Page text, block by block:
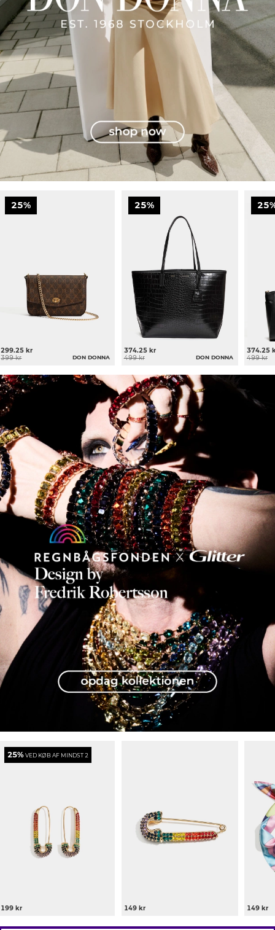
25%
DON DONNA
399 kr
299.25 kr
25%
DON DONNA
499 kr
374.25 kr
499 kr
374.25
25%VED KØB AF MINDST 2
199 kr 149 kr 149 kr